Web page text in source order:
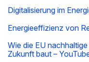
Digitalisierung im
Energieeffizienz von
Wie die EU
Zukunft baut –